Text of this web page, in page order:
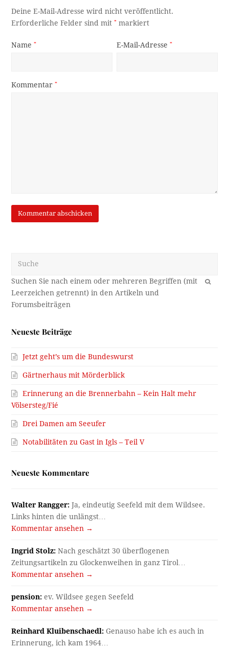
Deine E-Mail-Adresse wird nicht veröffentlicht.
Erforderliche Felder sind mit* markiert
Name* E-Mail-Adresse*
Kommentar*
OK
Neueste Beiträge
Jetzt geht’s um die Bundeswurst
Gärtnerhaus mit Mörderblick
Erinnerung an die Brennerbahn – Kein Halt mehr
Völsersteg/Fié
Drei Damen am Seeufer
Notabilitäten zu Gast in Igls – Teil V
Neueste Kommentare
Walter Rangger: Ja, eindeutig Seefeld mit dem Wildsee.
Links hinten die unlängst…
Kommentar ansehen →
Ingrid Stolz: Nach geschätzt 30 überflogenen
Zeitungsartikeln zu Glockenweihen in ganz Tirol…
Kommentar ansehen →
pension: ev. Wildsee gegen Seefeld
Kommentar ansehen →
Reinhard Kluibenschaedl: Genauso habe ich es auch in
Erinnerung, ich kam 1964…